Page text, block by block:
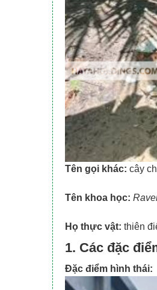
Tên gọi khác: cây
Tên khoa học:
Họ thực vật: thiên
1. Các đặc
Đặc điểm hình thái: